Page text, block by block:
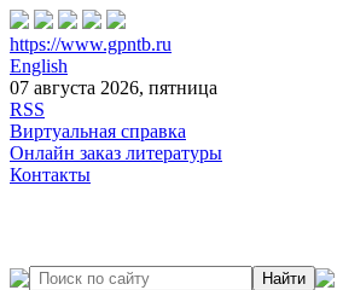
https://www.gpntb.ru
English
07 августа 2026, пятница
RSS
Виртуальная справка
Онлайн заказ литературы
Контакты